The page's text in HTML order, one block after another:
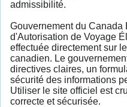
admissibilité.
Gouvernement du Canada
d'Autorisation de Voyage
effectuée directement sur
canadien. Le
directives claires, un
sécurité des informations
Utiliser le site officiel est
correcte et sécurisée.